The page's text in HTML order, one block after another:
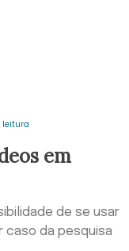
leitura
em
de se usar
caso da pesquisa